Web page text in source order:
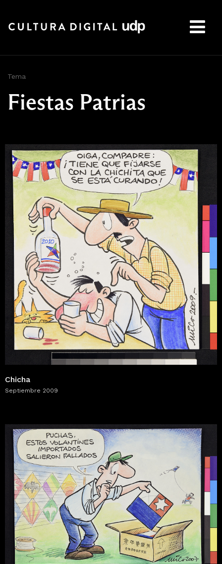
Tema
Fiestas Patrias
Chicha
Septiembre 2009